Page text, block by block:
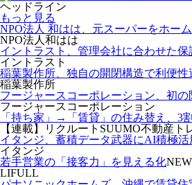
ヘッドライン
もっと見る
NPO法人 和はは、元スーパーをホー
NPO法人和はは
イントラスト、管理会社に合わせた保
イントラスト
稲葉製作所、独自の開閉構造で利便性
稲葉製作所
フージャースコーポレーション、初の
フージャースコーポレーション
「持ち家」→「賃貸」の住み替え、3割
【連載】リクルートSUUMO不動産ト
イタンジ、蓄積データ武器にAI積極活
イタンジ
若手営業の「接客力」を見える化NEW
LIFULL